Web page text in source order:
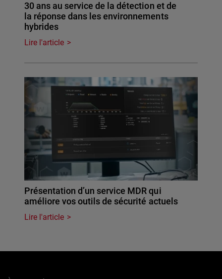
30 ans au service de la détection et de
la réponse dans les environnements
hybrides
Lire l'article
Présentation d’un service MDR qui
améliore vos outils de sécurité actuels
Lire l'article